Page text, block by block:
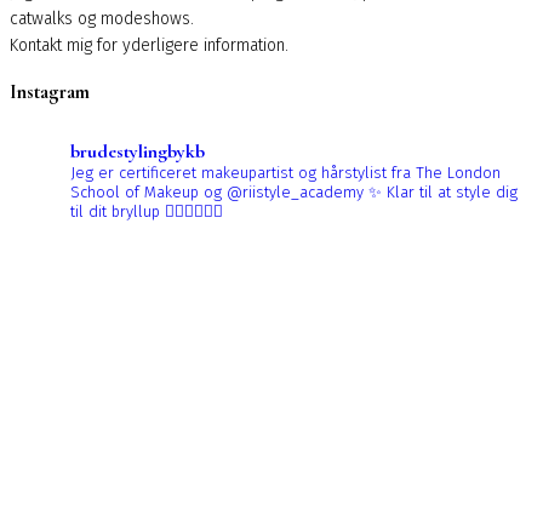
catwalks og modeshows.
Kontakt mig for yderligere information.
Instagram
brudestylingbykb
Jeg er certificeret makeupartist og hårstylist fra The London
School of Makeup og @riistyle_academy ✨ Klar til at style dig
til dit bryllup 👰🏼‍♀️👰🏻‍♀️